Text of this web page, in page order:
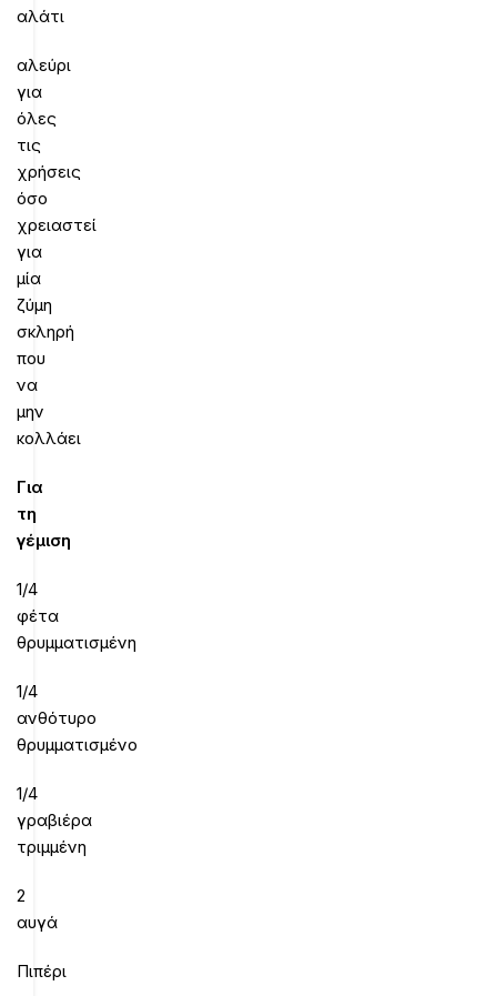
αλάτι
αλεύρι
για
όλες
τις
χρήσεις
όσο
χρειαστεί
για
μία
ζύμη
σκληρή
που
να
μην
κολλάει
Για
τη
γέμιση
1/4
φέτα
θρυμματισμένη
1/4
ανθότυρο
θρυμματισμένο
1/4
γραβιέρα
τριμμένη
2
αυγά
Πιπέρι